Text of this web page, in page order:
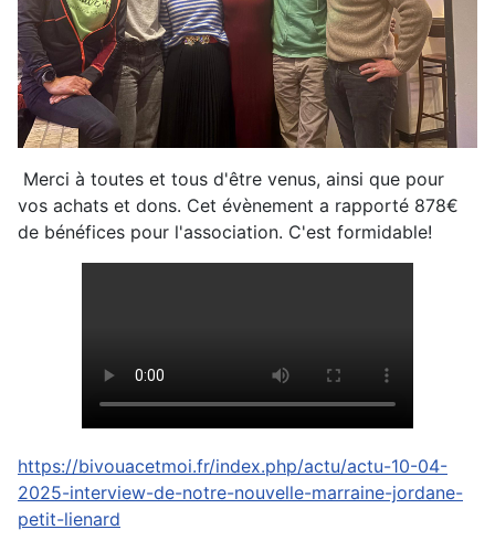
Merci à toutes et tous d'être venus, ainsi que pour
vos achats et dons. Cet évènement a rapporté 878€
de bénéfices pour l'association. C'est formidable!
https://bivouacetmoi.fr/index.php/actu/actu-10-04-
2025-interview-de-notre-nouvelle-marraine-jordane-
petit-lienard